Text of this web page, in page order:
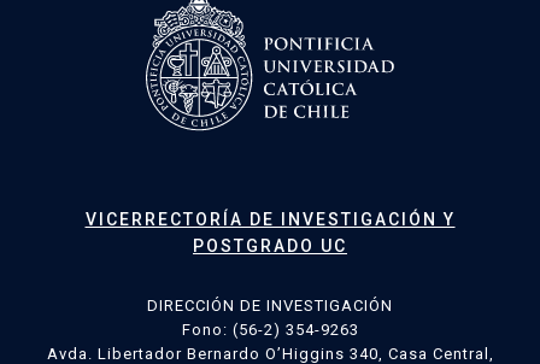
VICERRECTORÍA DE INVESTIGACIÓN Y
POSTGRADO UC
DIRECCIÓN DE INVESTIGACIÓN
Fono: (56-2) 354-9263
Avda. Libertador Bernardo O’Higgins 340, Casa Central,